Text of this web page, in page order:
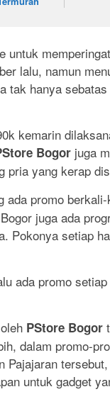
untuk
lalu, namun
tak hanya
kemarin
Bogor juga
pria yang kerap
ada promo
juga ada
Pokonya setiap
ada promo
PStore Bogor
dalam promo-
untuk gadget